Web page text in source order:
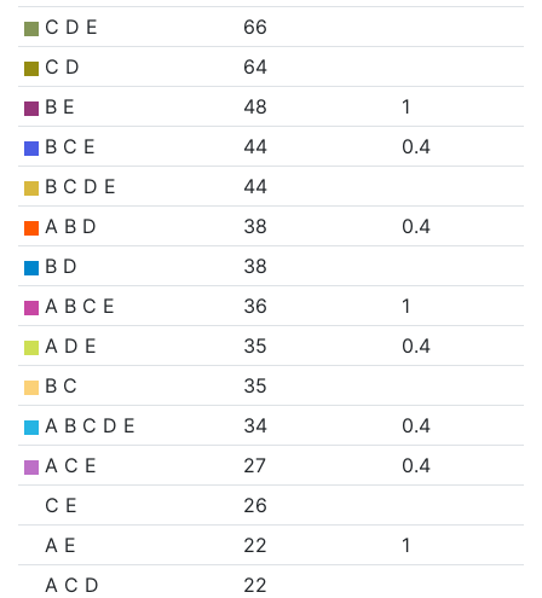
C D E
66
C D
64
B E
48
1
B C E
44
0.4
B C D E
44
A B D
38
0.4
B D
38
A B C E
36
1
A D E
35
0.4
B C
35
A B C D E
34
0.4
A C E
27
0.4
C E
26
A E
22
1
A C D
22